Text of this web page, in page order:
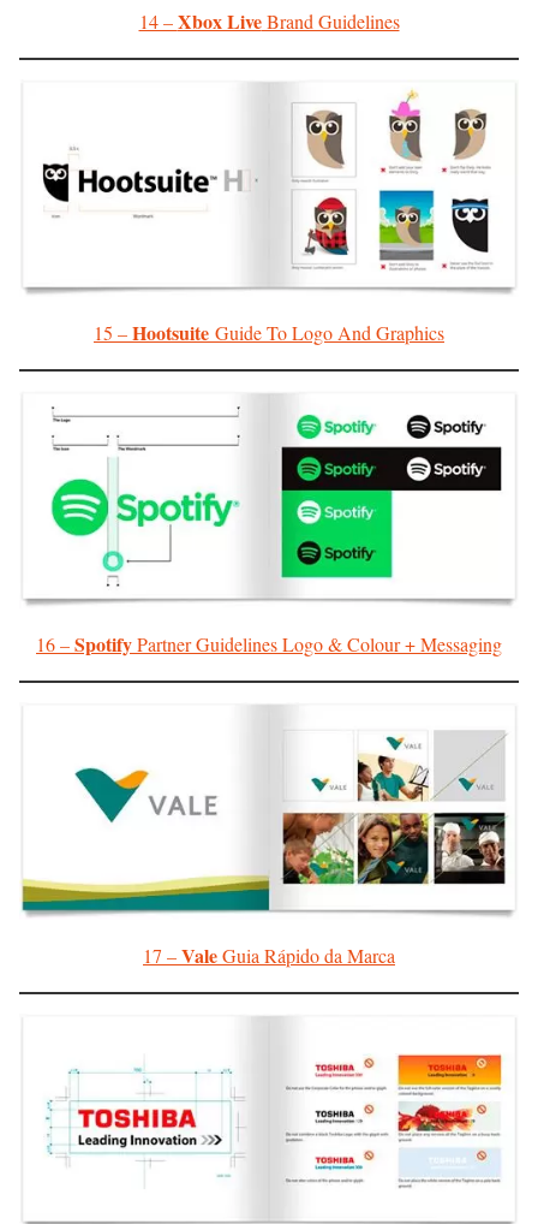
14 –Xbox LiveBrand Guidelines
15 –Hootsuite Guide To Logo And Graphics
16 –SpotifyPartner Guidelines Logo & Colour + Messaging
17 –ValeGuia Rápido da Marca